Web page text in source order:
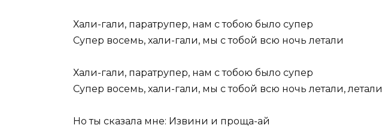
Хали-гали, паратрупер, нам с тобою было супер
Супер восемь, хали-гали, мы с тобой всю ночь летали
Хали-гали, паратрупер, нам с тобою было супер
Супер восемь, хали-гали, мы с тобой всю ночь летали, летали
Но ты сказала мне: Извини и проща-ай